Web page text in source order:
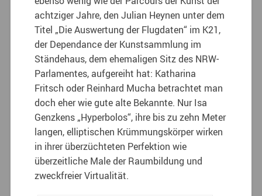
achtziger Jahre, den Julian Heynen unter dem
Titel „Die Auswertung der Flugdaten“ im K21,
der Dependance der Kunstsammlung im
Ständehaus, dem ehemaligen Sitz des NRW-
Parlamentes, aufgereiht hat: Katharina
Fritsch oder Reinhard Mucha betrachtet man
doch eher wie gute alte Bekannte. Nur Isa
Genzkens „Hyperbolos“, ihre bis zu zehn Meter
langen, elliptischen Krümmungskörper wirken
in ihrer überzüchteten Perfektion wie
überzeitliche Male der Raumbildung und
zweckfreier Virtualität.